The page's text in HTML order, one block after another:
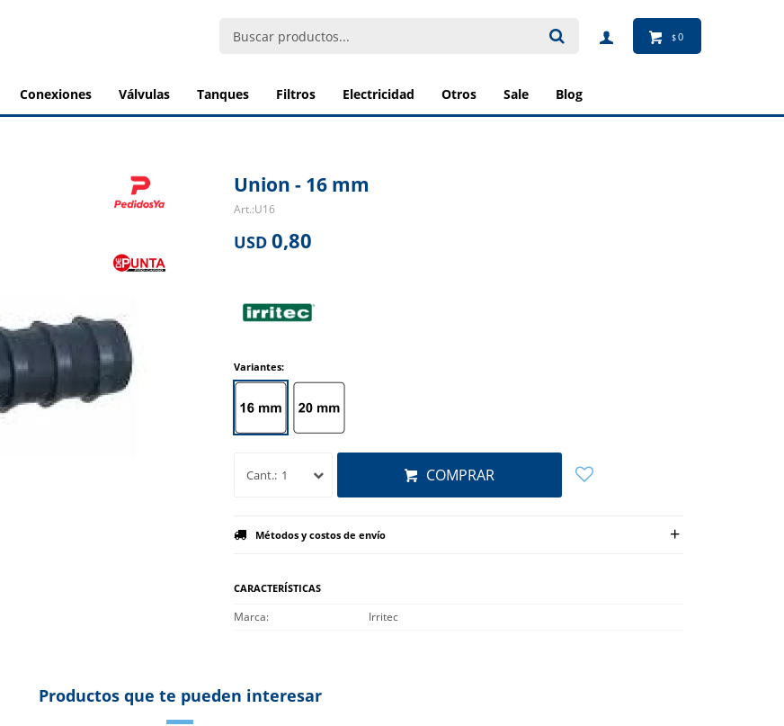
conexiones válvulas tanques filtros electricidad otros sale blog
$0
Union - 16 mm
U16
USD 0,80
Variantes:
1 COMPRAR
Métodos y costos de envío
CARACTERÍSTICAS
Marca Irritec
Productos que te pueden interesar